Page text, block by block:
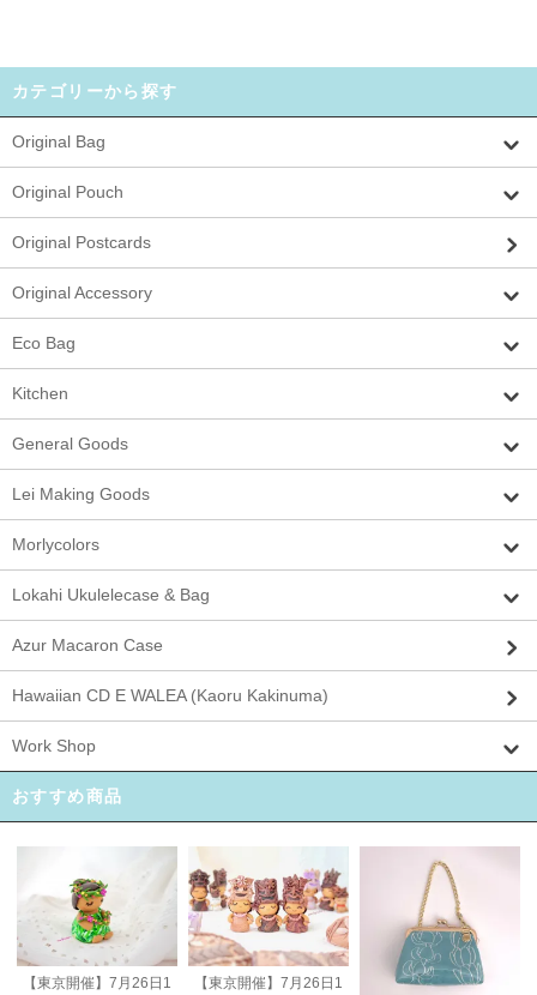
カテゴリーから探す
Original Bag
Original Pouch
Original Postcards
Original Accessory
Eco Bag
Kitchen
General Goods
Lei Making Goods
Morlycolors
Lokahi Ukulelecase & Bag
Azur Macaron Case
Hawaiian CD E WALEA (Kaoru Kakinuma)
Work Shop
おすすめ商品
【東京開催】7月26日1
【東京開催】7月26日1